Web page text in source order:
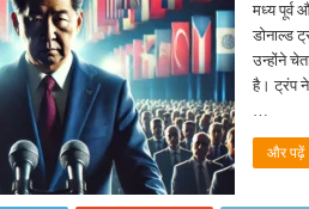
मध्य पूर्व
डोनाल्ड
उन्होंने
है। ट्रंप ने
…
और पढ़ें